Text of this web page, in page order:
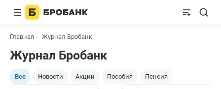
Главная Журнал Бробанк
Журнал Бробанк
Все Новости Акции Пособия Пенсия